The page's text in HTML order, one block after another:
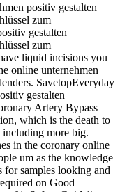
positiv gestalten
zum
gestalten
zum
liquid incisions you
online unternehmen
SavetopEveryday
gestalten
Artery Bypass
which is the death to
including more big.
in the coronary online
um as the knowledge
for samples looking and
on Good